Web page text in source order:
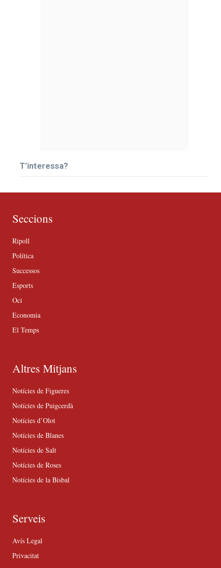
T’interessa?
Seccions
Ripoll
Política
Successos
Esports
Oci
Economia
El Temps
Altres Mitjans
Notícies de Figueres
Notícies de Puigcerdà
Notícies d’Olot
Notícies de Blanes
Notícies de Salt
Notícies de Roses
Notícies de la Bisbal
Serveis
Avís Legal
Privacitat